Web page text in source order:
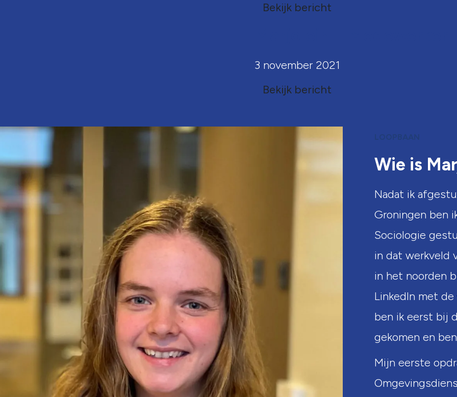
Bekijk bericht
3 november 2021
Bekijk bericht
Wie is
Nadat ik
Groningen ben
Sociologie
in dat werkveld
in het noorden
LinkedIn met de
ben ik eerst bij
gekomen en
Mijn eerste